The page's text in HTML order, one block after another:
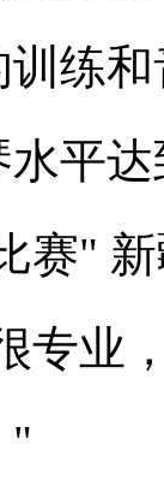
练
平
赛"
专业
"